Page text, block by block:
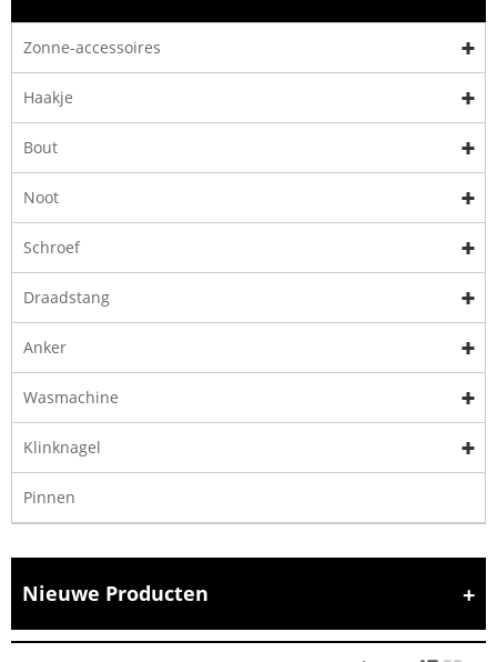
Zonne-accessoires
Haakje
Bout
Noot
Schroef
Draadstang
Anker
Wasmachine
Klinknagel
Pinnen
Nieuwe Producten